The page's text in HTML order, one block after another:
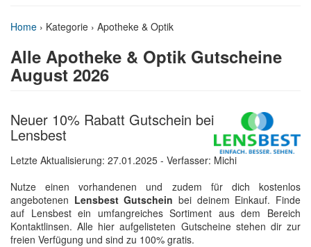
Home › Kategorie › Apotheke & Optik
Alle Apotheke & Optik Gutscheine
August 2026
Neuer 10% Rabatt Gutschein bei
Lensbest
Letzte Aktualisierung: 27.01.2025 - Verfasser: Michi
Nutze einen vorhandenen und zudem für dich kostenlos
angebotenen Lensbest Gutschein bei deinem Einkauf. Finde
auf Lensbest ein umfangreiches Sortiment aus dem Bereich
Kontaktlinsen. Alle hier aufgelisteten Gutscheine stehen dir zur
freien Verfügung und sind zu 100% gratis.